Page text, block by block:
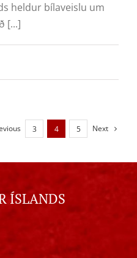
heldur bílaveislu um
[...]
3 4 5 Next
ÍSLANDS